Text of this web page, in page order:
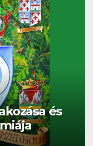
HÍREK
SMIKK:
ajánljuk
2026-07-31